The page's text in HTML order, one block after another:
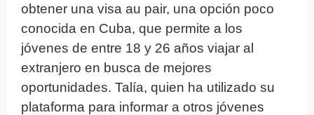
obtener una visa au pair, una opción poco
conocida en Cuba, que permite a los
jóvenes de entre 18 y 26 años viajar al
extranjero en busca de mejores
oportunidades. Talía, quien ha utilizado su
plataforma para informar a otros jóvenes